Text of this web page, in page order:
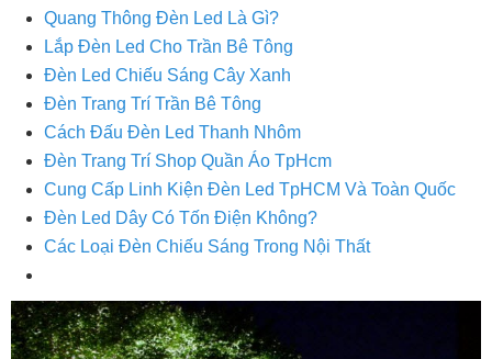
Quang Thông Đèn Led Là Gì?
Lắp Đèn Led Cho Trần Bê Tông
Đèn Led Chiếu Sáng Cây Xanh
Đèn Trang Trí Trần Bê Tông
Cách Đấu Đèn Led Thanh Nhôm
Đèn Trang Trí Shop Quần Áo TpHcm
Cung Cấp Linh Kiện Đèn Led TpHCM Và Toàn Quốc
Đèn Led Dây Có Tốn Điện Không?
Các Loại Đèn Chiếu Sáng Trong Nội Thất